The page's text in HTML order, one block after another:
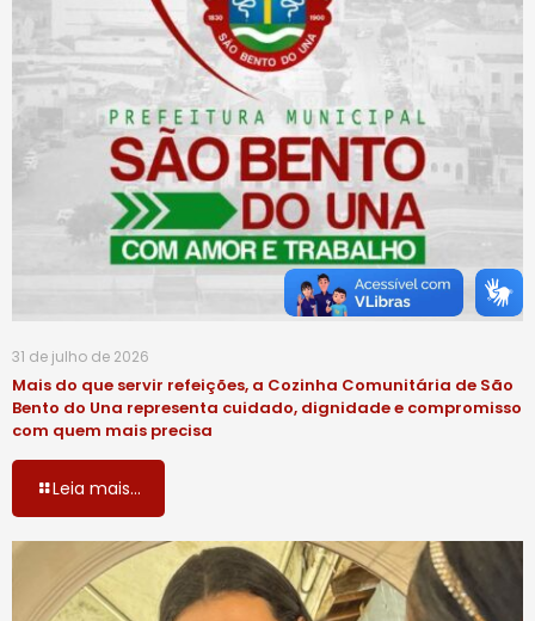
31 de julho de 2026
Mais do que servir refeições, a Cozinha Comunitária de São
Bento do Una representa cuidado, dignidade e compromisso
com quem mais precisa
Leia mais...